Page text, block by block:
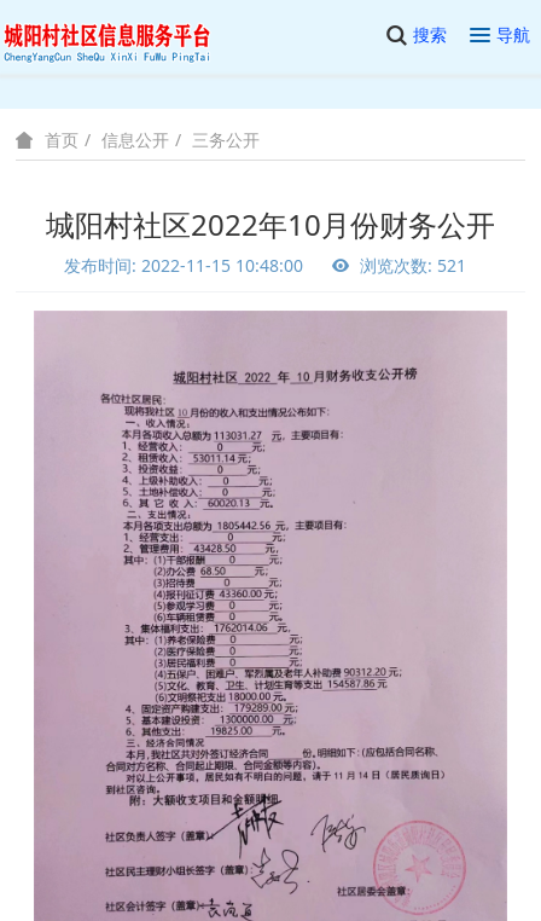
搜索 导航
首页 信息公开 三务公开
城阳村社区2022年10月份财务公开
发布时间: 2022-11-15 10:48:00 浏览次数: 521